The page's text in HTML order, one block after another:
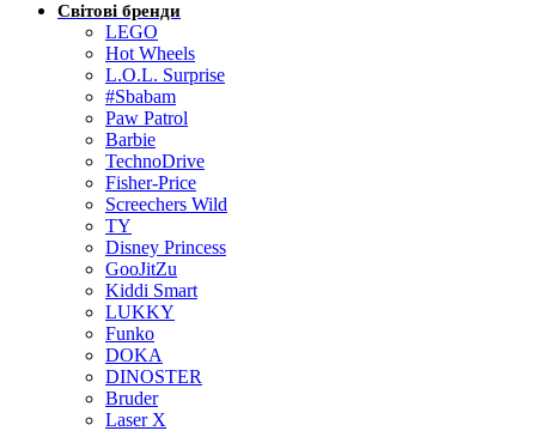
Світові бренди
LEGO
Hot Wheels
L.O.L. Surprise
#Sbabam
Paw Patrol
Barbie
TechnoDrive
Fisher-Price
Screechers Wild
TY
Disney Princess
GooJitZu
Kiddi Smart
LUKKY
Funko
DOKA
DINOSTER
Bruder
Laser X